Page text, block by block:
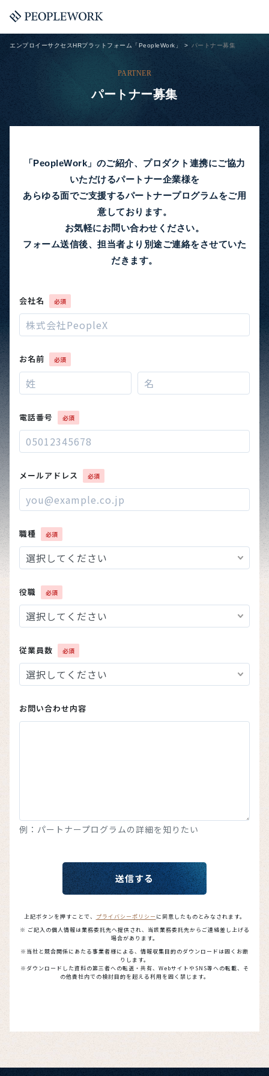
エンプロイーサクセスHRプラットフォーム「PeopleWork」 パートナー募集
PARTNER
パートナー募集
「PeopleWork」のご紹介、プロダクト連携にご協力
いただけるパートナー企業様を
あらゆる面でご支援するパートナープログラムをご用
意しております。
お気軽にお問い合わせください。
フォーム送信後、担当者より別途ご連絡をさせていた
だきます。